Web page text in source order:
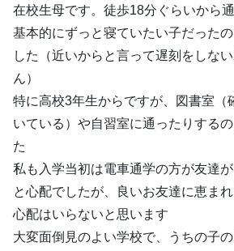
在校生母です。徒歩18分ぐらいから
基本的にずっと寝ていたい子だった
した（近いからと言って遅刻をしな
ん）
特に高校3年生からですが、図書室（
いている）や自習室に通ったりする
た
私も入学当初は電車通学の方が友達
と心配でしたが、良いお友達に恵ま
心配はいらないと思います
大変面倒見のよい学校で、うちの子